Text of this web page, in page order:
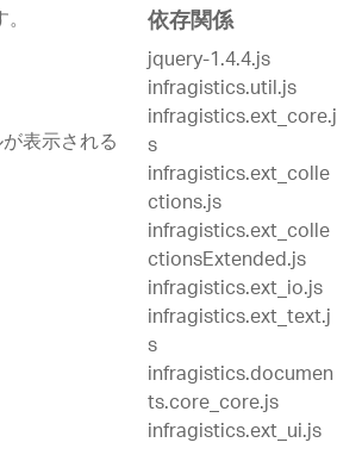
表示される
依存関係
jquery-1.4.4.js
infragistics.util.js
infragistics.ext_core.j
s
infragistics.ext_colle
ctions.js
infragistics.ext_colle
ctionsExtended.js
infragistics.ext_io.js
infragistics.ext_text.j
s
infragistics.documen
ts.core_core.js
infragistics.ext_ui.js